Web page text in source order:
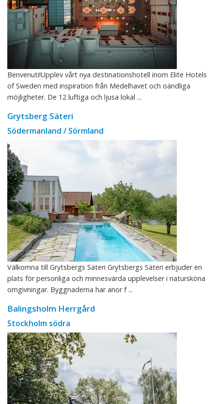
Benvenuti!Upplev vårt nya destinationshotell inom Elite Hotels
of Sweden med inspiration från Medelhavet och oändliga
möjligheter. De 12 luftiga och ljusa lokal ...
Grytsberg Säteri
Södermanland / Sörmland
Välkomna till Grytsbergs Säteri Grytsbergs Säteri erbjuder en
plats för personliga och minnesvärda upplevelser i natursköna
omgivningar. Byggnaderna har anor f ...
Balingsholm Herrgård
Stockholm södra